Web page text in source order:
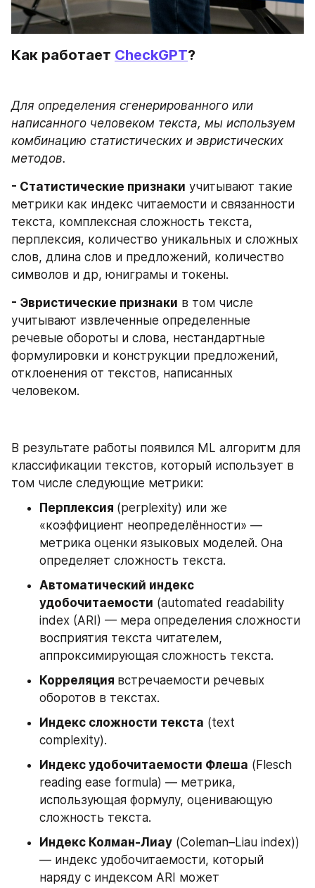
Как работает CheckGPT?
Для определения сгенерированного или
написанного человеком текста, мы используем
комбинацию статистических и эвристических
методов.
- Статистические признаки учитывают такие
метрики как индекс читаемости и связанности
текста, комплексная сложность текста,
перплексия, количество уникальных и сложных
слов, длина слов и предложений, количество
символов и др, юниграмы и токены.
- Эвристические признаки в том числе
учитывают извлеченные определенные
речевые обороты и слова, нестандартные
формулировки и конструкции предложений,
отклоенения от текстов, написанных
человеком.
В результате работы появился ML алгоритм для
классификации текстов, который использует в
том числе следующие метрики:
Перплексия (perplexity) или же
«коэффициент неопределённости» —
метрика оценки языковых моделей. Она
определяет сложность текста.
Автоматический индекс
удобочитаемости (automated readability
index (ARI) — мера определения сложности
восприятия текста читателем,
аппроксимирующая сложность текста.
Корреляция встречаемости речевых
оборотов в текстах.
Индекс сложности текста (text
complexity).
Индекс удобочитаемости Флеша (Flesch
reading ease formula) — метрика,
использующая формулу, оценивающую
сложность текста.
Индекс Колман-Лиау (Coleman–Liau index))
— индекс удобочитаемости, который
наряду с индексом ARI может